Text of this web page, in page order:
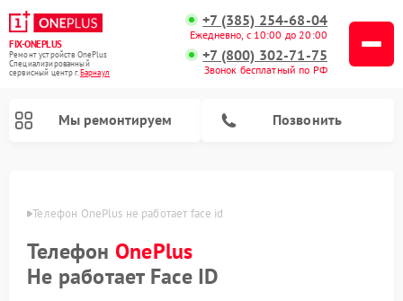
FIX-ONEPLUS
Ремонт устройств OnePlus
Специализированный
cервисный центр г.Барнаул
+7 (385) 254-68-04
Ежедневно, с 10:00 до 20:00
+7 (800) 302-71-75
Звонок бесплатный по РФ
Мы ремонтируем Позвонить
Телефон OnePlus не работает face id
Телефон OnePlus
Не работает Face ID